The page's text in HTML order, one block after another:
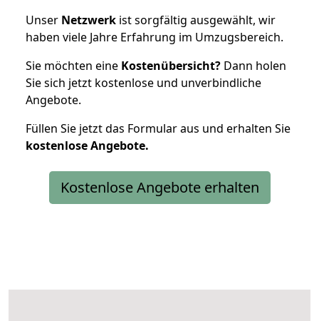
Unser Netzwerk ist sorgfältig ausgewählt, wir
haben viele Jahre Erfahrung im Umzugsbereich.
Sie möchten eine Kostenübersicht? Dann holen
Sie sich jetzt kostenlose und unverbindliche
Angebote.
Füllen Sie jetzt das Formular aus und erhalten Sie
kostenloseAngebote.
Kostenlose Angebote erhalten